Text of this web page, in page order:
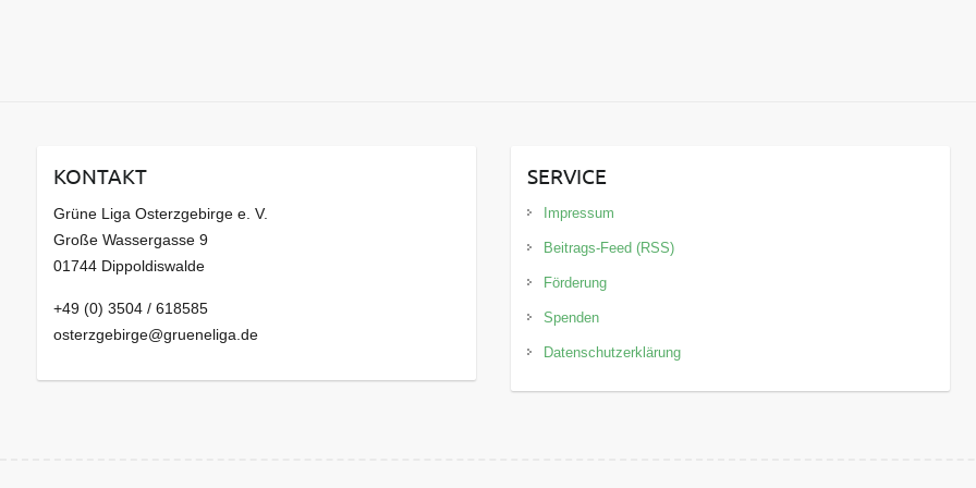
KONTAKT
Grüne Liga Osterzgebirge e. V.
Große Wassergasse 9
01744 Dippoldiswalde
+49 (0) 3504 / 618585
osterzgebirge@grueneliga.de
SERVICE
Impressum
Beitrags-Feed (RSS)
Förderung
Spenden
Datenschutzerklärung